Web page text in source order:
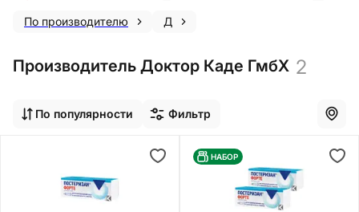
По производителю Д
Производитель Доктор Каде ГмбХ 2
По популярности Фильтр
НАБОР